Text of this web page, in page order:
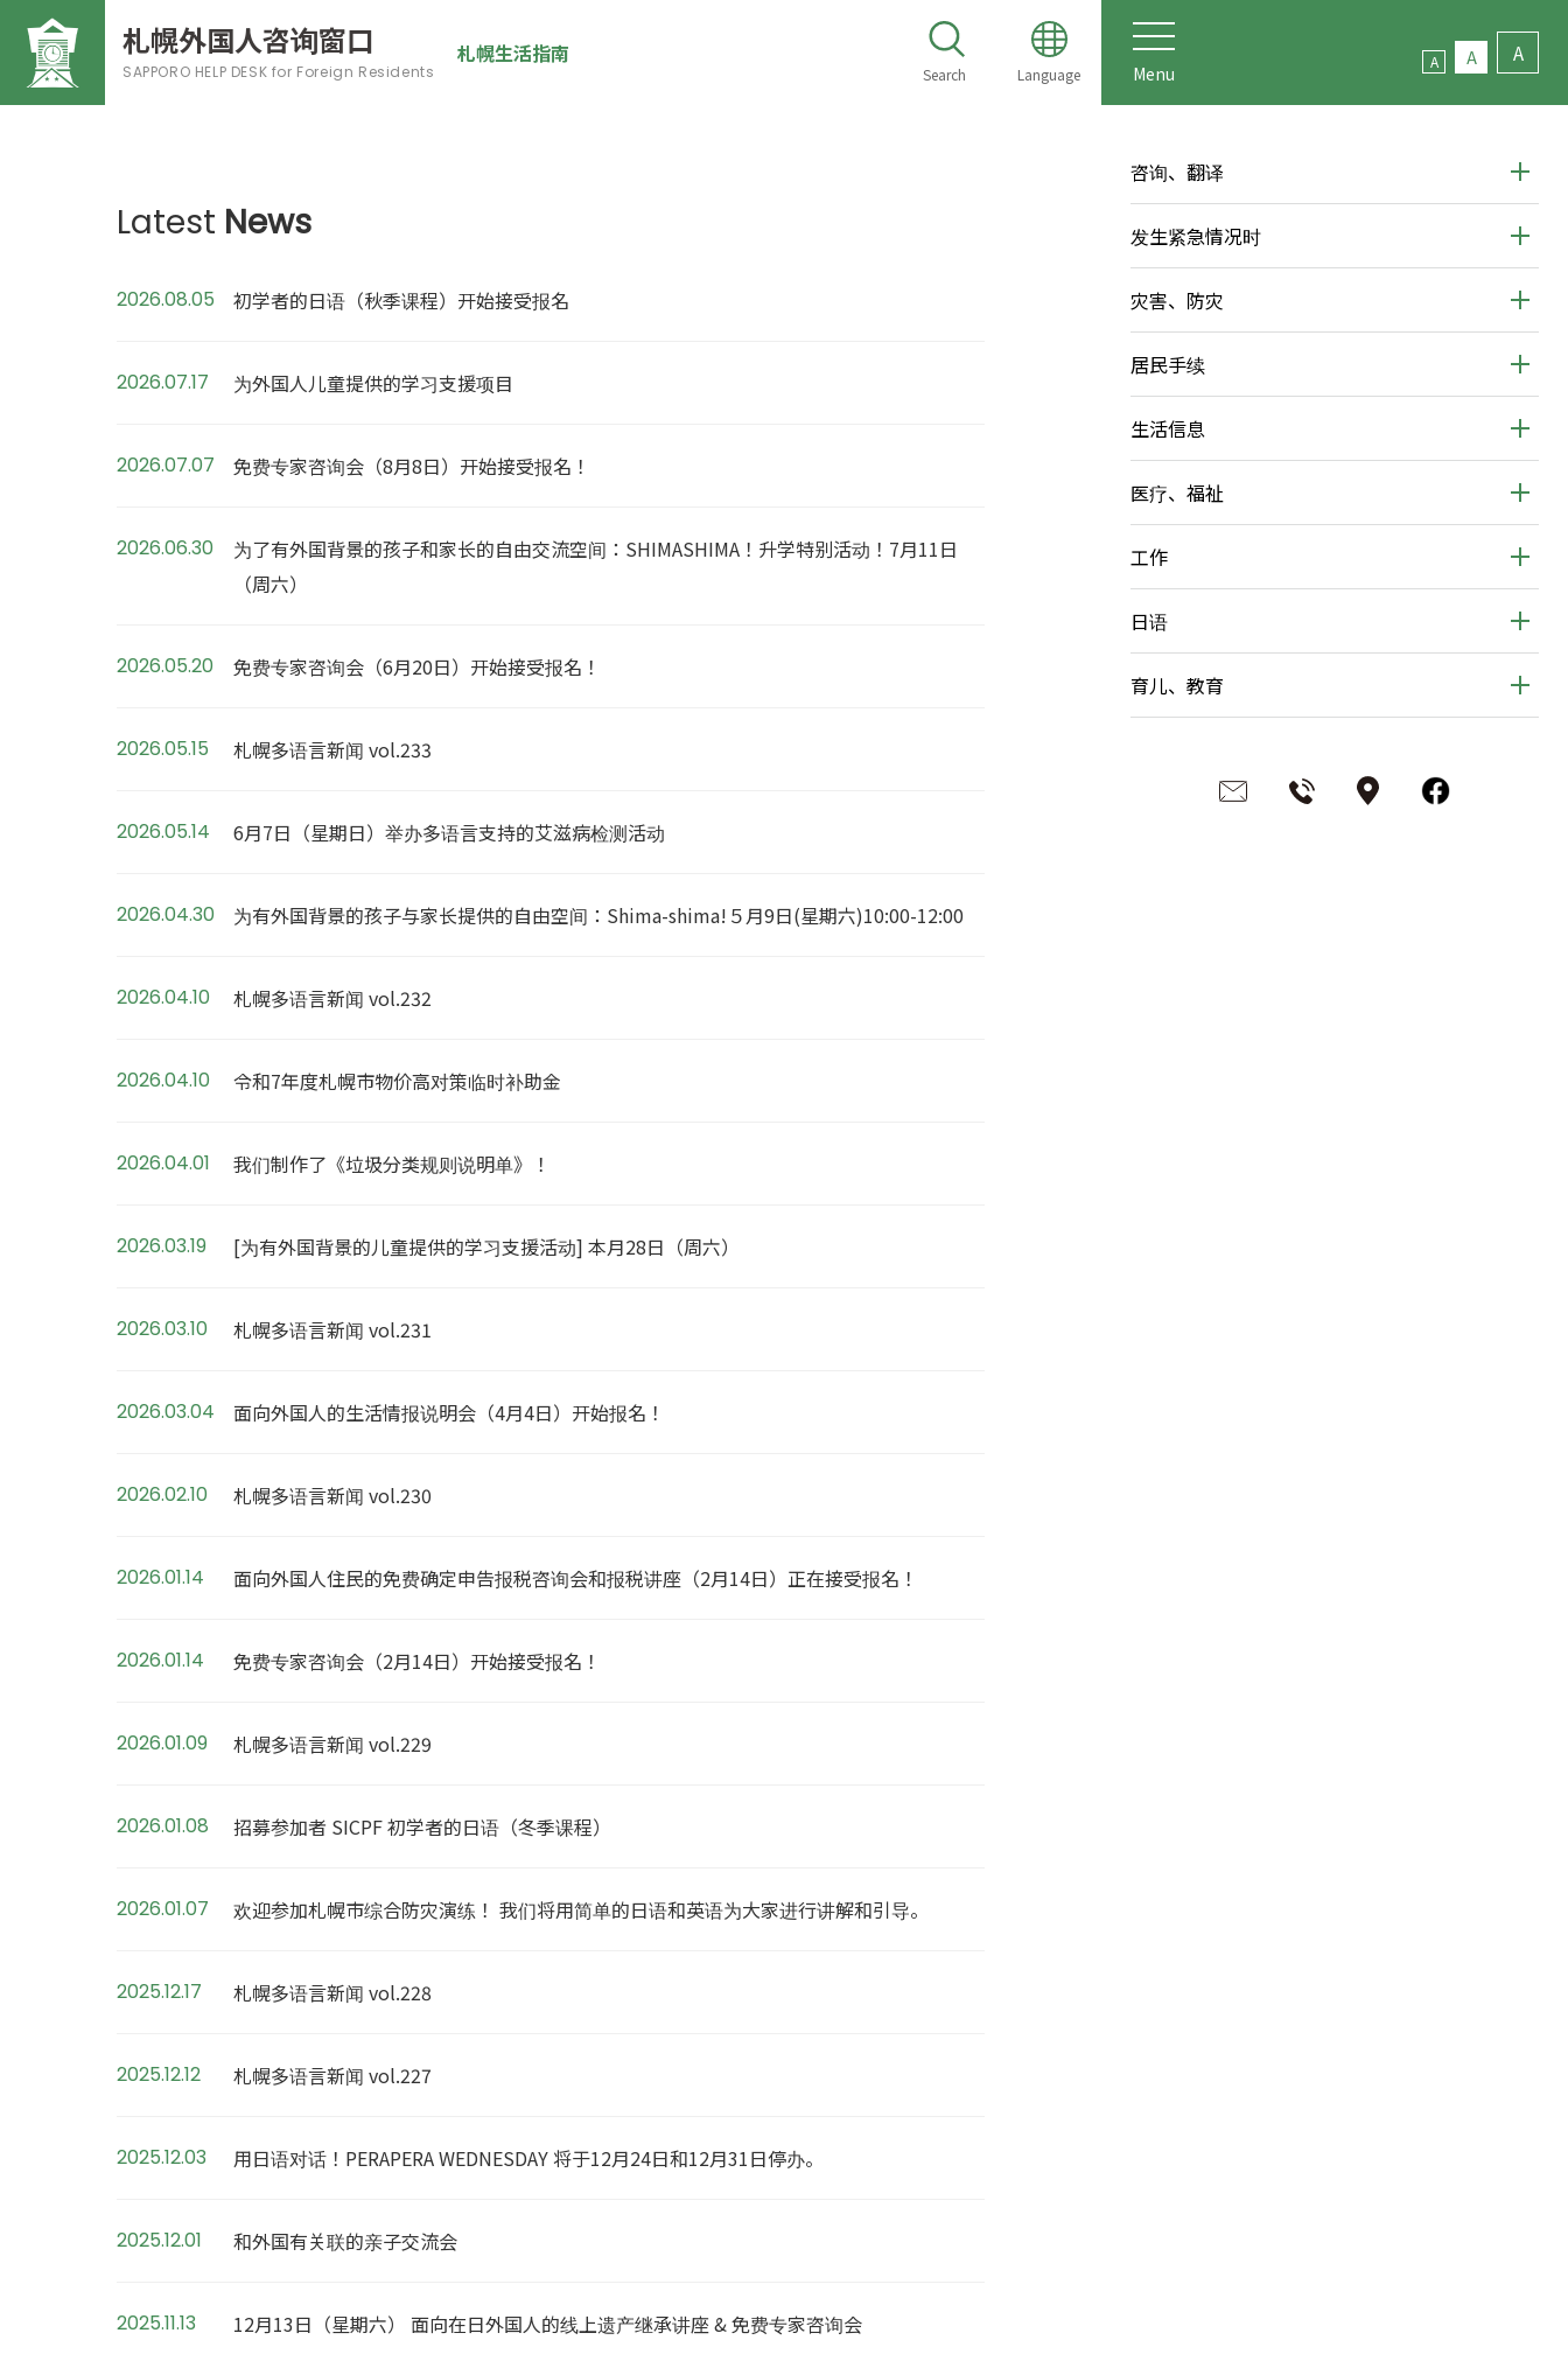
札幌外国人咨询窗口
SAPPORO HELP DESK for Foreign Residents
札幌生活指南
Search Language Menu
A A A
咨询、翻译
发生紧急情况时
灾害、防灾
居民手续
生活信息
医疗、福祉
工作
日语
育儿、教育
Latest News
2026.08.05 初学者的日语（秋季课程）开始接受报名
2026.07.17 为外国人儿童提供的学习支援项目
2026.07.07 免费专家咨询会（8月8日）开始接受报名！
2026.06.30
为了有外国背景的孩子和家长的自由交流空间：SHIMASHIMA！升学特别活动！7月11日
（周六）
2026.05.20 免费专家咨询会（6月20日）开始接受报名！
2026.05.15 札幌多语言新闻 vol.233
2026.05.14 6月7日（星期日）举办多语言支持的艾滋病检测活动
2026.04.30 为有外国背景的孩子与家长提供的自由空间：Shima-shima!５月9日(星期六)10:00-12:00
2026.04.10 札幌多语言新闻 vol.232
2026.04.10 令和7年度札幌市物价高对策临时补助金
2026.04.01 我们制作了《垃圾分类规则说明单》！
2026.03.19 [为有外国背景的儿童提供的学习支援活动] 本月28日（周六）
2026.03.10 札幌多语言新闻 vol.231
2026.03.04 面向外国人的生活情报说明会（4月4日）开始报名！
2026.02.10 札幌多语言新闻 vol.230
2026.01.14 面向外国人住民的免费确定申告报税咨询会和报税讲座（2月14日）正在接受报名！
2026.01.14 免费专家咨询会（2月14日）开始接受报名！
2026.01.09 札幌多语言新闻 vol.229
2026.01.08 招募参加者 SICPF 初学者的日语（冬季课程）
2026.01.07 欢迎参加札幌市综合防灾演练！ 我们将用简单的日语和英语为大家进行讲解和引导。
2025.12.17 札幌多语言新闻 vol.228
2025.12.12 札幌多语言新闻 vol.227
2025.12.03 用日语对话！PERAPERA WEDNESDAY 将于12月24日和12月31日停办。
2025.12.01 和外国有关联的亲子交流会
2025.11.13 12月13日（星期六） 面向在日外国人的线上遗产继承讲座 & 免费专家咨询会